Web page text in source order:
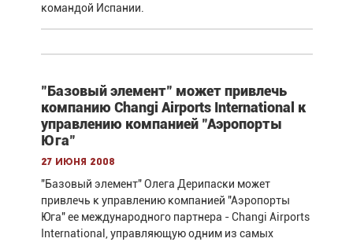
командой Испании.
"Базовый элемент" может привлечь
компанию Changi Airports International к
управлению компанией "Аэропорты
Юга"
27 июня 2008
"Базовый элемент" Олега Дерипаски может
привлечь к управлению компанией "Аэропорты
Юга" ее международного партнера - Changi Airports
International, управляющую одним из самых